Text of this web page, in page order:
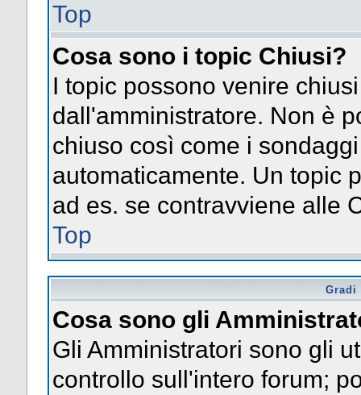
Top
Cosa sono i topic Chiusi?
I topic possono venire
dall'amministratore. Non è
chiuso così come i
automaticamente. Un topic
ad es. se contravviene alle
Top
Gradi
Cosa sono gli
Gli Amministratori sono gli
controllo sull'intero forum;